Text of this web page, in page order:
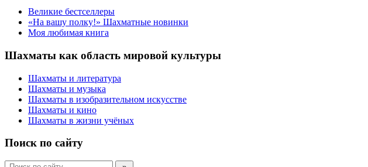
Великие бестселлеры
«На вашу полку!» Шахматные новинки
Моя любимая книга
Шахматы как область мировой культуры
Шахматы и литература
Шахматы и музыка
Шахматы в изобразительном искусстве
Шахматы и кино
Шахматы в жизни учёных
Поиск по сайту